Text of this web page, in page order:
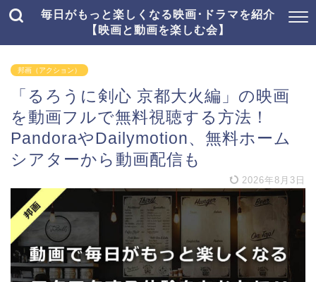
毎日がもっと楽しくなる映画･ドラマを紹介
【映画と動画を楽しむ会】
邦画（アクション）
「るろうに剣心 京都大火編」の映画
を動画フルで無料視聴する方法！
PandoraやDailymotion、無料ホーム
シアターから動画配信も
2026年8月3日